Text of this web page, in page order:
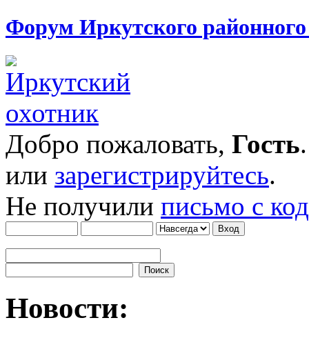
Форум Иркутского
Добро пожаловать, Гость
или зарегистрируйтесь.
Не получили письмо с
Новости: